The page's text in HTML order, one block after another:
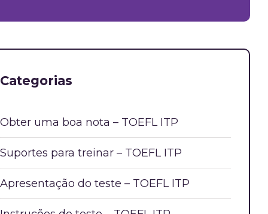
Categorias
Obter uma boa nota – TOEFL ITP
Suportes para treinar – TOEFL ITP
Apresentação do teste – TOEFL ITP